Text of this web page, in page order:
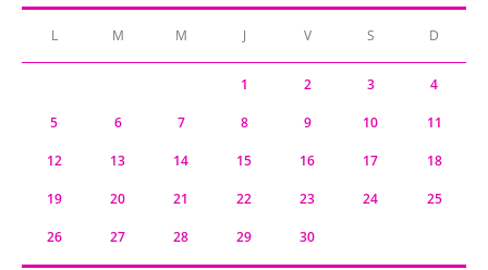
L M M J V S D
1 2 3 4
5 6 7 8 9 10 11
12 13 14 15 16 17 18
19 20 21 22 23 24 25
26 27 28 29 30